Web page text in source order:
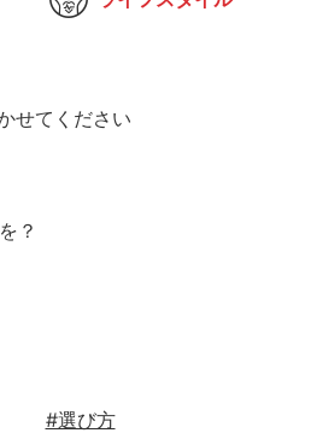
せてください
？
#選び方